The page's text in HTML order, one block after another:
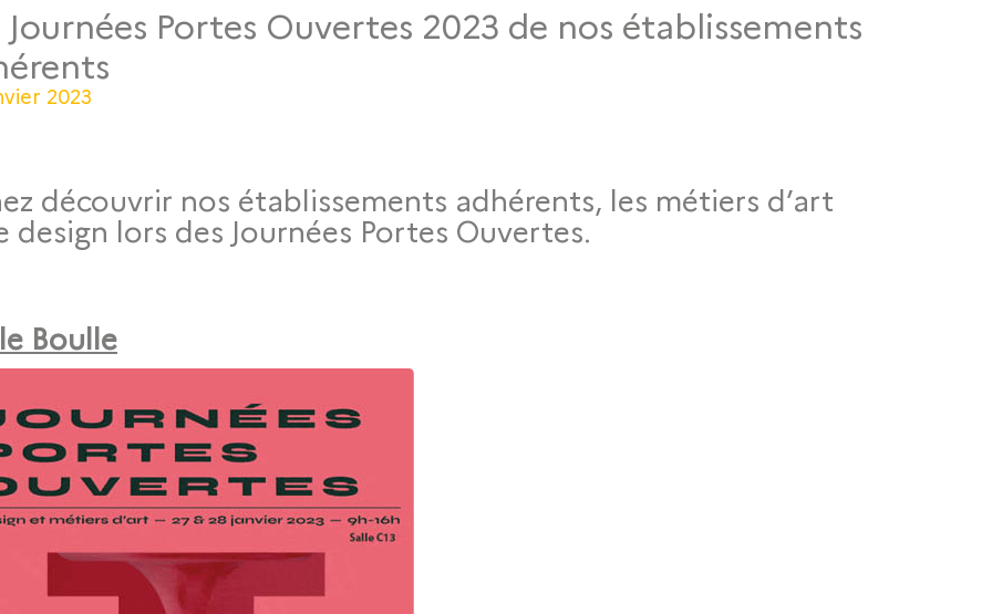
Journées Portes Ouvertes 2023 de nos établissements
2023
découvrir nos établissements adhérents, les métiers d’art
design lors des Journées Portes Ouvertes.
Boulle